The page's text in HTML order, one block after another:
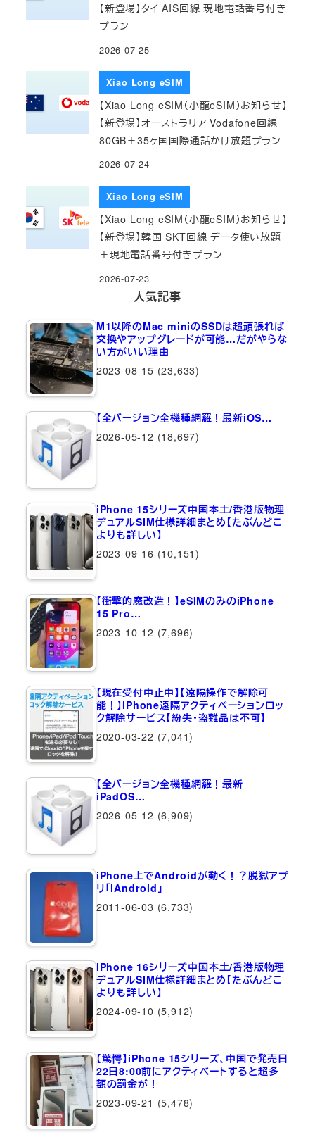
【新登場】タイ AIS回線 現地電話番号付き
プラン
2026-07-25
Xiao Long eSIM
【Xiao Long eSIM（小龍eSIM）お知らせ】
【新登場】オーストラリア Vodafone回線
80GB＋35ヶ国国際通話かけ放題プラン
2026-07-24
Xiao Long eSIM
【Xiao Long eSIM（小龍eSIM）お知らせ】
【新登場】韓国 SKT回線 データ使い放題
＋現地電話番号付きプラン
2026-07-23
人気記事
M1以降のMac miniのSSDは超頑張れば
交換やアップグレードが可能…だがやらな
い方がいい理由
2023-08-15 (23,633)
【全バージョン全機種網羅！最新iOS…
2026-05-12 (18,697)
iPhone 15シリーズ中国本土/香港版物理
デュアルSIM仕様詳細まとめ【たぶんどこ
よりも詳しい】
2023-09-16 (10,151)
【衝撃的魔改造！】eSIMのみのiPhone
15 Pro…
2023-10-12 (7,696)
【現在受付中止中】【遠隔操作で解除可
能！】iPhone遠隔アクティベーションロッ
ク解除サービス【紛失・盗難品は不可】
2020-03-22 (7,041)
【全バージョン全機種網羅！最新
iPadOS…
2026-05-12 (6,909)
iPhone上でAndroidが動く！？脱獄アプ
リ「iAndroid」
2011-06-03 (6,733)
iPhone 16シリーズ中国本土/香港版物理
デュアルSIM仕様詳細まとめ【たぶんどこ
よりも詳しい】
2024-09-10 (5,912)
【驚愕】iPhone 15シリーズ、中国で発売日
22日8:00前にアクティベートすると超多
額の罰金が！
2023-09-21 (5,478)